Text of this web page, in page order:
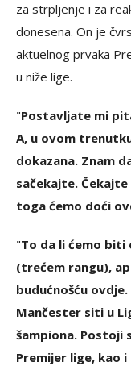
za strpljenje i za
donesena. On je
aktuelnog prvaka
u niže lige.
"Postavljate mi
A, u ovom
dokazana. Znam
sačekajte.
toga ćemo doći
"To da li ćemo biti
(trećem rangu),
budućnošću
Mančester siti u
šampiona. Postoji
Premijer lige, kao